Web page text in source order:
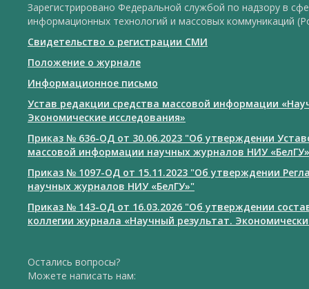
Зарегистрировано Федеральной службой по надзору в
информационных технологий и массовых коммуникаций
Свидетельство о регистрации СМИ
Положение о журнале
Информационное письмо
Устав редакции средства массовой информации
Экономические исследования»
Приказ № 636-ОД от 30.06.2023 "Об утверждении
массовой информации научных журналов НИУ «БелГУ»
Приказ № 1097-ОД от 15.11.2023 "Об утверждении
научных журналов НИУ «БелГУ»"
Приказ № 143-ОД от 16.03.2026 "Об утверждении
коллегии журнала «Научный результат.
Остались вопросы?
Можете написать нам: